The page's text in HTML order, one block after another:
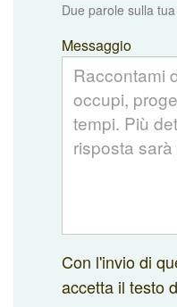
Due parole sulla
Messaggio
Con l'invio di
accetta il testo